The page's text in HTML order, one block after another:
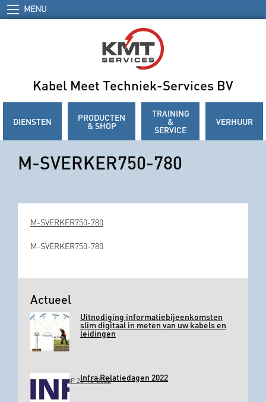
MENU
Kabel Meet Techniek-Services BV
DIENSTEN PRODUCTEN
& SHOP
TRAINING
&
SERVICE
VERHUUR
M-SVERKER750-780
M-SVERKER750-780
M-SVERKER750-780
Actueel
Uitnodiging informatiebijeenkomsten
slim digitaal in meten van uw kabels en
leidingen
GEPLAATST OP 26-10-2022Infra Relatiedagen 2022